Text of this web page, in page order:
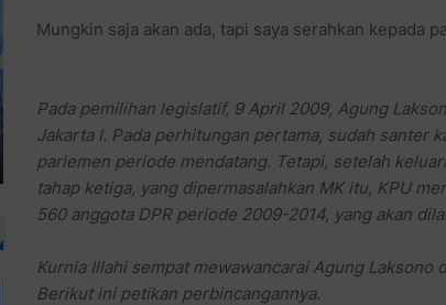
Mungkin saja akan ada, tapi saya serahkan kepada
Pada pemilihan legislatif, 9 April 2009, Agung
Jakarta I. Pada perhitungan pertama, sudah santer
parlemen periode mendatang. Tetapi, setelah
tahap ketiga, yang dipermasalahkan MK itu, KPU
560 anggota DPR periode 2009-2014, yang akan
Kurnia Illahi sempat mewawancarai Agung
Berikut ini petikan perbincangannya.